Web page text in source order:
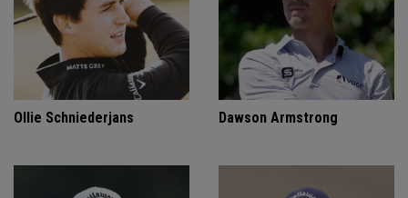
Ollie Schniederjans Dawson Armstrong